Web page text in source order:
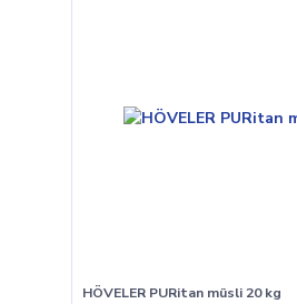
HÖVELER PURitan müsli 20 kg